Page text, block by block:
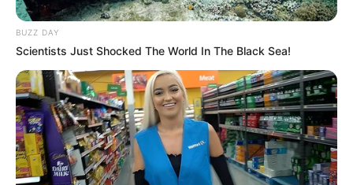
BUZZ DAY
Scientists Just Shocked The World In The Black Sea!